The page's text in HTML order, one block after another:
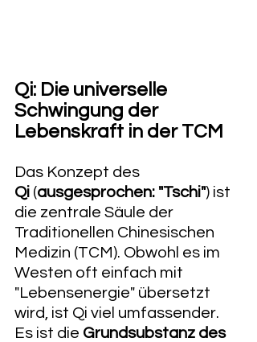
Qi: Die universelle
Schwingung der
Lebenskraft in der TCM
Das Konzept des
Qi (ausgesprochen: "Tschi") ist
die zentrale Säule der
Traditionellen Chinesischen
Medizin (TCM). Obwohl es im
Westen oft einfach mit
"Lebensenergie" übersetzt
wird, ist Qi viel umfassender.
Es ist die Grundsubstanz des